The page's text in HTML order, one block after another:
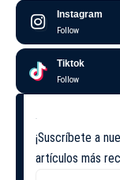
Instagram
Follow
Tiktok
Follow
¡Suscríbete a
artículos más